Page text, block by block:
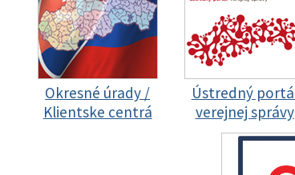
Okresné úrady /
Klientske centrá
Ústredný
verejnej správy